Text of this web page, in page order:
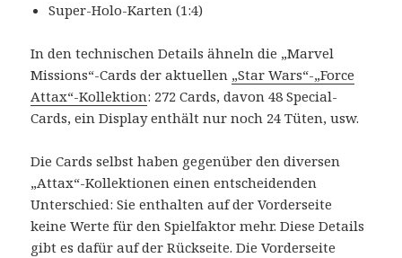
Super-Holo-Karten (1:4)
In den technischen Details ähneln die „Marvel
Missions“-Cards der aktuellen „Star Wars“-„Force
Attax“-Kollektion: 272 Cards, davon 48 Special-
Cards, ein Display enthält nur noch 24 Tüten, usw.
Die Cards selbst haben gegenüber den diversen
„Attax“-Kollektionen einen entscheidenden
Unterschied: Sie enthalten auf der Vorderseite
keine Werte für den Spielfaktor mehr. Diese Details
gibt es dafür auf der Rückseite. Die Vorderseite